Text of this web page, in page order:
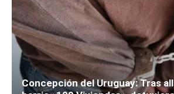
Concepción del Uruguay: Tras